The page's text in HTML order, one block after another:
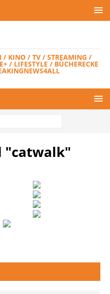
/ KINO / TV / STREAMING /
/ LIFESTYLE / BÜCHERECKE
"catwalk"